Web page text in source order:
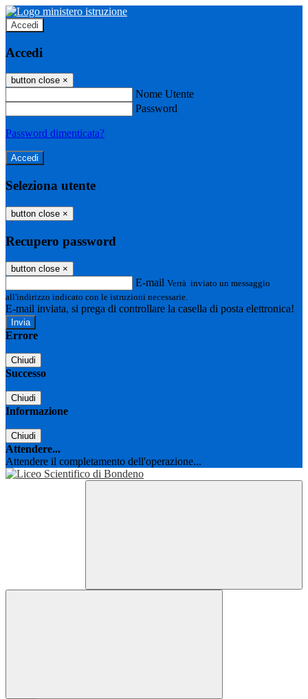
Accedi
Accedi
button close ×
Nome Utente
Password
Password dimenticata?
Seleziona utente
button close ×
Recupero password
button close ×
E-mail Verrà inviato un messaggio
all'indirizzo indicato con le istruzioni necessarie.
E-mail inviata, si prega di controllare la casella di posta elettronica!
Errore
Chiudi
Successo
Chiudi
Informazione
Chiudi
Attendere...
Attendere il completamento dell'operazione...